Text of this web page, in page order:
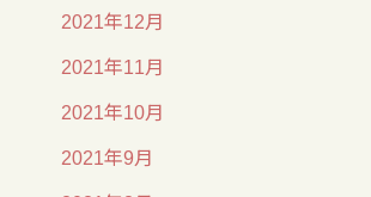
2021年12月
2021年11月
2021年10月
2021年9月